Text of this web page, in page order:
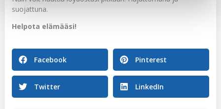
suojattuna.
Helpota elämääsi!
Facebook Pinterest
Twitter LinkedIn